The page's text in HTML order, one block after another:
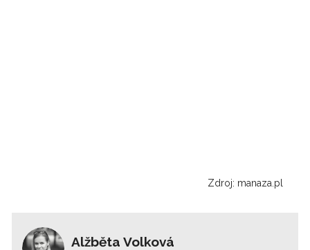
Zdroj: manaza.pl
Alžběta Volková